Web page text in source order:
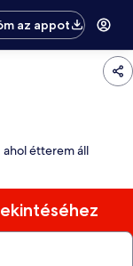
az appot
ahol étterem áll